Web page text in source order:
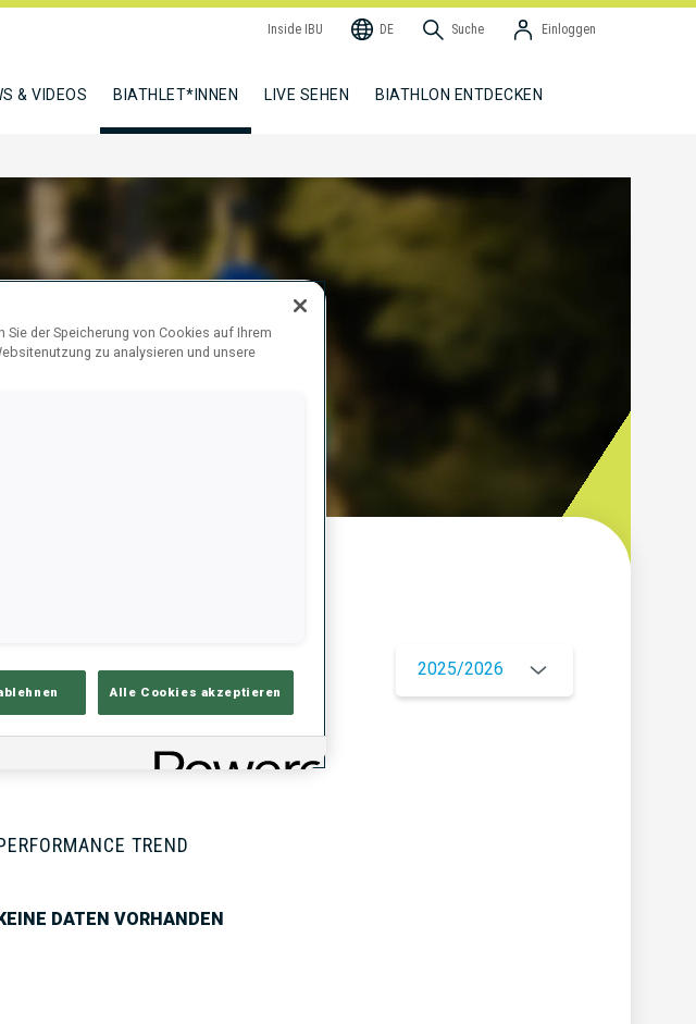
Inside IBU DE Suche Einloggen
& VIDEOS BIATHLET*INNEN LIVE SEHEN BIATHLON ENTDECKEN
2025/2026
TREND
DATEN VORHANDEN
Sie der Speicherung von Cookies auf Ihrem
zu analysieren und unsere
Alle Cookies akzeptieren